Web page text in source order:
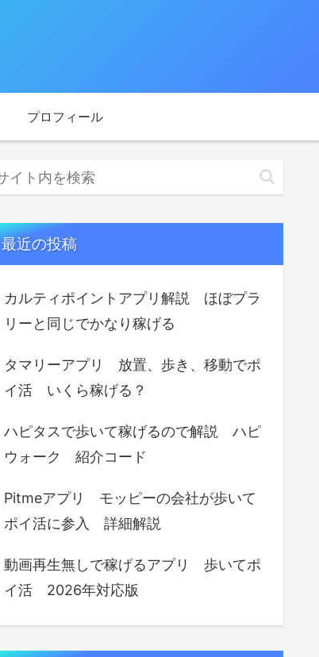
プロフィール
最近の投稿
カルティポイントアプリ解説 ほぼプラ
リーと同じでかなり稼げる
タマリーアプリ 放置、歩き、移動でポ
イ活 いくら稼げる？
ハピタスで歩いて稼げるので解説 ハピ
ウォーク 紹介コード
Pitmeアプリ モッピーの会社が歩いて
ポイ活に参入 詳細解説
動画再生無しで稼げるアプリ 歩いてポ
イ活 2026年対応版